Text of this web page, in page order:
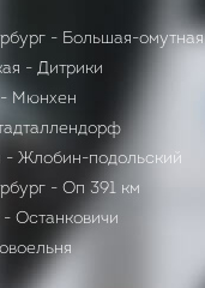
- Большая-омутная
- Дитрики
- Мюнхен
- Жлобин-подольский
- Оп 391 км
Останковичи